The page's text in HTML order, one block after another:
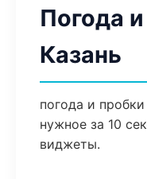
Погода
Казань
погода и
нужное за 10
виджеты.